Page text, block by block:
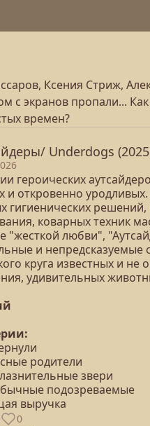
Ксения Стриж,
с экранов пропали...
времен?
Underdogs
героических
и откровенно
гигиенических
коварных техник
"жесткой любви",
и непредсказуемые
круга известных и не
удивительных
родители
звери
подозреваемые
выручка
0